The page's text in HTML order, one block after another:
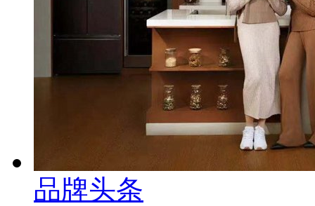
品牌头条